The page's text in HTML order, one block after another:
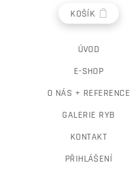
KOŠÍK
ÚVOD
E-SHOP
O NÁS + REFERENCE
GALERIE RYB
KONTAKT
PŘIHLÁŠENÍ